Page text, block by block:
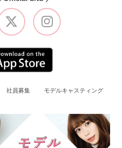
社員募集 モデルキャスティング